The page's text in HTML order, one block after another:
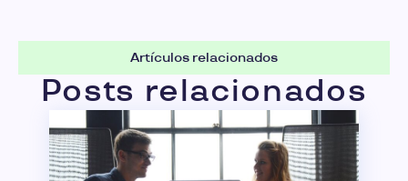
Artículos relacionados
Posts relacionados